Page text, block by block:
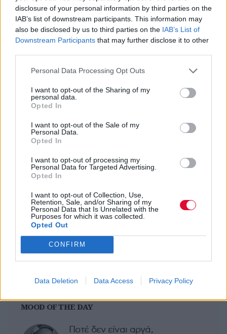
disclosure of your personal information by third parties on the
IAB’s list of downstream participants. This information may
also be disclosed by us to third parties on the IAB’s List of
Downstream Participants that may further disclose it to other
Personal Data Processing Opt Outs
I want to opt-out of the Sharing of my
personal data.
Opted In
I want to opt-out of the Sale of my
Personal Data.
Opted In
I want to opt-out of processing my
Personal Data for Targeted Advertising.
Opted In
I want to opt-out of Collection, Use,
Retention, Sale, and/or Sharing of my
Personal Data that Is Unrelated with the
Purposes for which it was collected.
Opted Out
CONFIRM
Data Deletion Data Access Privacy Policy
102, τηλ.: 2310 264 880
Online Sales ή αγορές με πιστωτική κάρτα, 24
ώρες/ωρο:
www.ticketpro.gr
εισιτηρίων μέσω internet ή μέσω πιστωτικής
κάρτας υπάρχει επιβάρυνση 10% στην τιμή
του εισιτηρίου. Zήσε την απόλυτη
φεστιβαλική εμπειρία. Ζήσε το Rockwave!
Ακολούθησε το Avopolis Network στο
Google News
MOOD OF THE DAY
Ποτέ δεν είναι αργά,